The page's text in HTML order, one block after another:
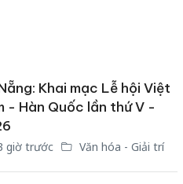
Khai mạc Lễ hội Việt
- Hàn Quốc lần thứ V -
giờ trước Văn hóa - Giải trí